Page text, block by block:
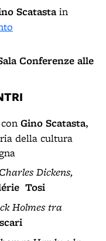
Scatastain
Conferenze alle
con Gino Scatasta,
della cultura
Dickens,
Tosi
Holmes tra